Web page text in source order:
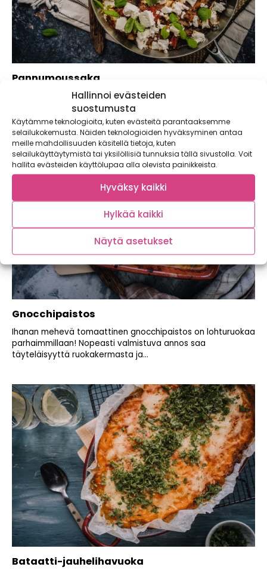
Hallinnoi evästeiden
suostumusta
Käytämme teknologioita, kuten evästeitä parantaaksemme
selailukokemusta. Näiden teknologioiden hyväksyminen antaa
meille mahdollisuuden käsitellä tietoja, kuten
selailukäyttäytymistä tai yksilöllisiä tunnuksia tällä sivustolla. Voit
hallita evästeiden käyttölupaa alla olevista painikkeista.
Hyväksy kaikki
Hylkää kaikki
Näytä asetukset
Pannumoussaka
Onko moussaka tuttu ruoka? Välimeren alueelta kotoisin
oleva perinteisesti uunissa valmistuva ateria taipuu hyvin...
Gnocchipaistos
Ihanan mehevä tomaattinen gnocchipaistos on lohturuokaa
parhaimmillaan! Nopeasti valmistuva annos saa
täyteläisyyttä ruokakermasta ja...
Bataatti-jauhelihavuoka